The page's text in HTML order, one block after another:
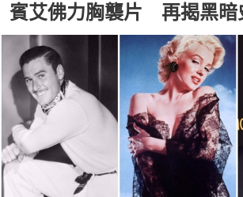
賓艾佛力胸襲片 再揭黑暗